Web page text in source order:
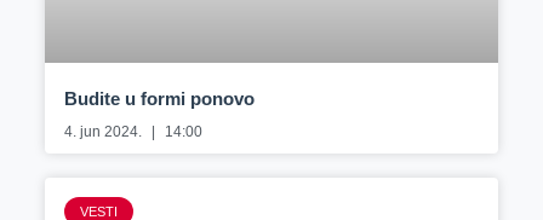
Budite u formi ponovo
4. jun 2024. 14:00
VESTI